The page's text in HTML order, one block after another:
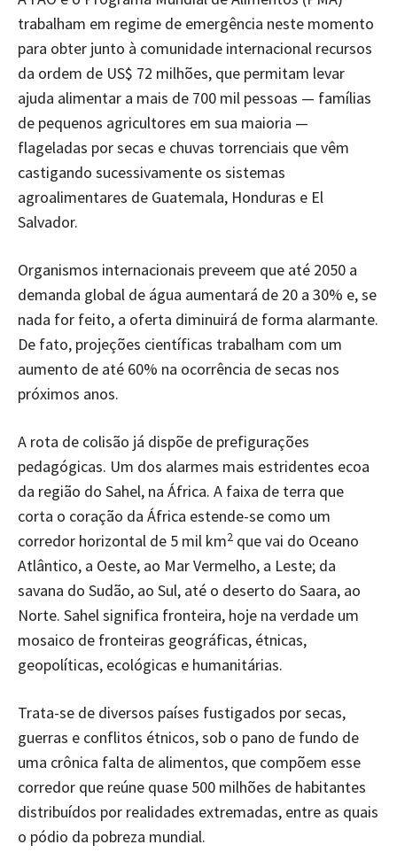
trabalham em regime de emergência neste momento
para obter junto à comunidade internacional recursos
da ordem de US$ 72 milhões, que permitam levar
ajuda alimentar a mais de 700 mil pessoas — famílias
de pequenos agricultores em sua maioria —
flageladas por secas e chuvas torrenciais que vêm
castigando sucessivamente os sistemas
agroalimentares de Guatemala, Honduras e El
Salvador.
Organismos internacionais preveem que até 2050 a
demanda global de água aumentará de 20 a 30% e, se
nada for feito, a oferta diminuirá de forma alarmante.
De fato, projeções científicas trabalham com um
aumento de até 60% na ocorrência de secas nos
próximos anos.
A rota de colisão já dispõe de prefigurações
pedagógicas. Um dos alarmes mais estridentes ecoa
da região do Sahel, na África. A faixa de terra que
corta o coração da África estende-se como um
corredor horizontal de 5 mil km2 que vai do Oceano
Atlântico, a Oeste, ao Mar Vermelho, a Leste; da
savana do Sudão, ao Sul, até o deserto do Saara, ao
Norte. Sahel significa fronteira, hoje na verdade um
mosaico de fronteiras geográficas, étnicas,
geopolíticas, ecológicas e humanitárias.
Trata-se de diversos países fustigados por secas,
guerras e conflitos étnicos, sob o pano de fundo de
uma crônica falta de alimentos, que compõem esse
corredor que reúne quase 500 milhões de habitantes
distribuídos por realidades extremadas, entre as quais
o pódio da pobreza mundial.